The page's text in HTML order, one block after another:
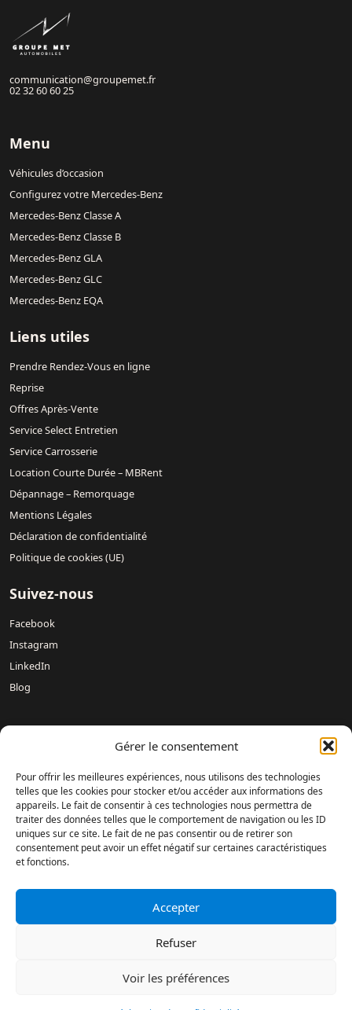
Gérer le consentement
Pour offrir les meilleures expériences, nous utilisons des technologies
telles que les cookies pour stocker et/ou accéder aux informations des
appareils. Le fait de consentir à ces technologies nous permettra de
traiter des données telles que le comportement de navigation ou les ID
uniques sur ce site. Le fait de ne pas consentir ou de retirer son
consentement peut avoir un effet négatif sur certaines caractéristiques
et fonctions.
Accepter
Refuser
Voir les préférences
communication@groupemet.fr
02 32 60 60 25
Menu
Véhicules d’occasion
Configurez votre Mercedes-Benz
Mercedes-Benz Classe A
Mercedes-Benz Classe B
Mercedes-Benz GLA
Mercedes-Benz GLC
Mercedes-Benz EQA
Liens utiles
Prendre Rendez-Vous en ligne
Reprise
Offres Après-Vente
Service Select Entretien
Service Carrosserie
Location Courte Durée – MBRent
Dépannage – Remorquage
Mentions Légales
Déclaration de confidentialité
Politique de cookies (UE)
Suivez-nous
Facebook
Instagram
LinkedIn
Blog
Mercedes-Benz DREUX / Mercedes-Benz
Mercedes-Benz Mondeville Caen – AUBIN NORMANDIE /
Mercedes-Benz Le Havre – LAMARTINE AUTOMOBILES /
Mercedes-Benz Magnanville – DAVIS MONGAZONS /
Mercedes-Benz Fontenay-sur-Eure – DAVIS 28 /Mercedes-Benz
DIEPPE /Mercedes-Benz Saint-Romain-de-Colbosc –
CARROSSERIE AUBIN /
Mercedes-Benz Lisieux SOVELEX /
Caen – ANVU /SHOWROOM OCCASIONS – Évreux /ESPACE
© 2024 Groupe Met. Tous droits réservés
Accompagnement : Agence Web Digital